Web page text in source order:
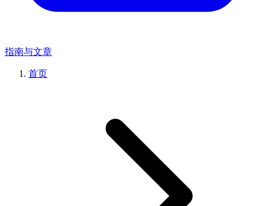
指南与文章
首页